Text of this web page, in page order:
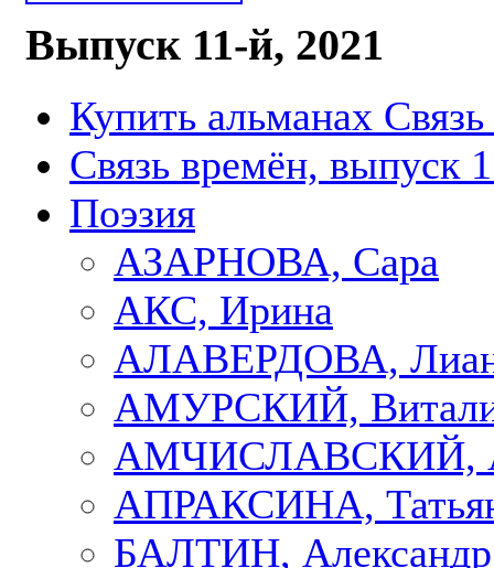
Выпуск 11-й, 2021
Купить альманах
Связь времён, выпуск
Поэзия
АЗАРНОВА, Сара
АКС, Ирина
АЛАВЕРДОВА,
АМУРСКИЙ,
АМЧИСЛАВСКИЙ,
АПРАКСИНА,
БАЛТИН, Александр